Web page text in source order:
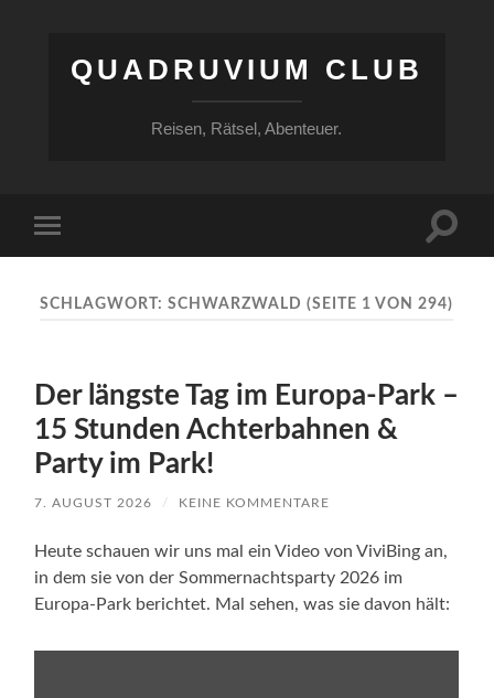
QUADRUVIUM CLUB
Reisen, Rätsel, Abenteuer.
Menü
SCHLAGWORT:SCHWARZWALD (SEITE 1 VON 294)
Der längste Tag im Europa-Park –
15 Stunden Achterbahnen &
Party im Park!
7. AUGUST 2026 / KEINE KOMMENTARE
Heute schauen wir uns mal ein Video von ViviBing an,
in dem sie von der Sommernachtsparty 2026 im
Europa-Park berichtet. Mal sehen, was sie davon hält: